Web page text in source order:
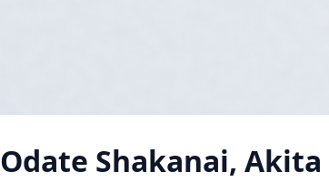
Odate Shakanai, Akita